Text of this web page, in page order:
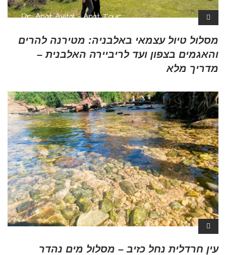
מסלול טיול עצמאי באלבניה: מטירנה להרים
והאגמים בצפון ועד לריביירה האלבנית –
מדריך מלא
עין חרדלית נחל כזיב – מסלול מים נהדר